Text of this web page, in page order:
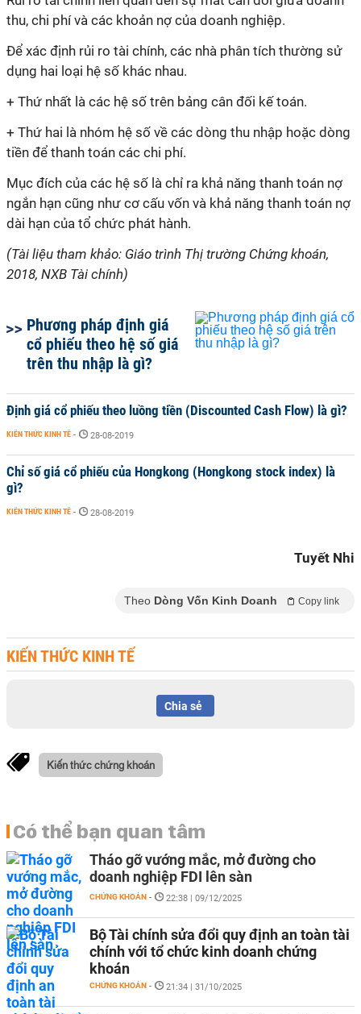
thu, chi phí và các khoản nợ của doanh nghiệp.
Để xác định rủi ro tài chính, các nhà phân tích thường sử
dụng hai loại hệ số khác nhau.
+ Thứ nhất là các hệ số trên bảng cân đối kế toán.
+ Thứ hai là nhóm hệ số về các dòng thu nhập hoặc dòng
tiền để thanh toán các chi phí.
Mục đích của các hệ số là chỉ ra khả năng thanh toán nợ
ngắn hạn cũng như cơ cấu vốn và khả năng thanh toán nợ
dài hạn của tổ chức phát hành.
(Tài liệu tham khảo: Giáo trình Thị trường Chứng khoán,
2018, NXB Tài chính)
Phương pháp định giá
cổ phiếu theo hệ số giá
trên thu nhập là gì?
Định giá cổ phiếu theo luồng tiền (Discounted Cash Flow) là gì?
KIẾN THỨC KINH TẾ - 28-08-2019
Chỉ số giá cổ phiếu của Hongkong (Hongkong stock index) là
gì?
KIẾN THỨC KINH TẾ - 28-08-2019
Tuyết Nhi
Theo Dòng Vốn Kinh Doanh Copy link
KIẾN THỨC KINH TẾ
Chia sẻ
Kiến thức chứng khoán
Có thể bạn quan tâm
Tháo gỡ vướng mắc, mở đường cho
doanh nghiệp FDI lên sàn
CHỨNG KHOÁN - 22:38 | 09/12/2025
Bộ Tài chính sửa đổi quy định an toàn tài
chính với tổ chức kinh doanh chứng
khoán
CHỨNG KHOÁN - 21:34 | 31/10/2025